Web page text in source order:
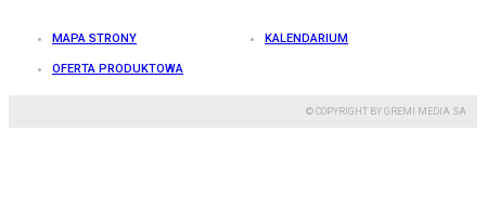
MAPA STRONY KALENDARIUM
OFERTA PRODUKTOWA
© COPYRIGHT BY GREMI MEDIA SA